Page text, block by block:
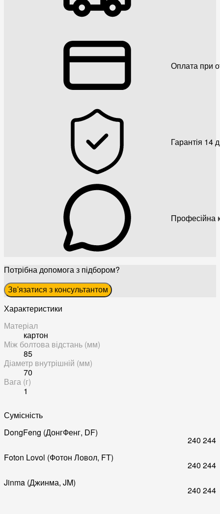
Оплата при
Гарантія 14
Професійна
Потрібна допомога з підбором?
Зв'язатися з консультантом
Характеристики
Матеріал
картон
Між болтова відстань (мм)
85
Діаметр внутрішній (мм)
70
Вага (г)
1
Сумісність
DongFeng (ДонгФенг, DF)
240 244
Foton Lovol (Фотон Ловол, FT)
240 244
Jinma (Джинма, JM)
240 244